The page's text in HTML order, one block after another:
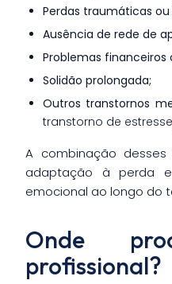
Perdas traumáticas ou
Ausência de rede de
Problemas financeiros
Solidão prolongada;
Outros transtornos
transtorno de
A combinação
adaptação à perda
emocional ao longo do
Onde
profissional?